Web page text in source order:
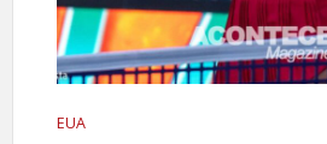
EUA